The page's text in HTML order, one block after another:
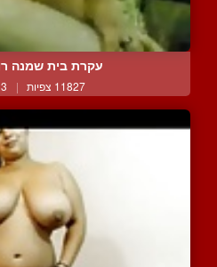
עקרת בית שמנה
11827 צפיות |
13